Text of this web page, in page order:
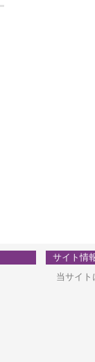
サイト情
当サイト